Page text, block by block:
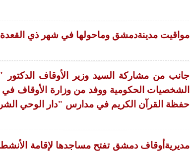
مواقيت مدينةدمشق وماحولها في شهر ذي القعدة
جانب من مشاركة السيد وزير الأوقاف
حفظة القرآن الكريم في مدارس "دار الوحي
مديريةأوقاف دمشق تفتح مساجدها لإقامة